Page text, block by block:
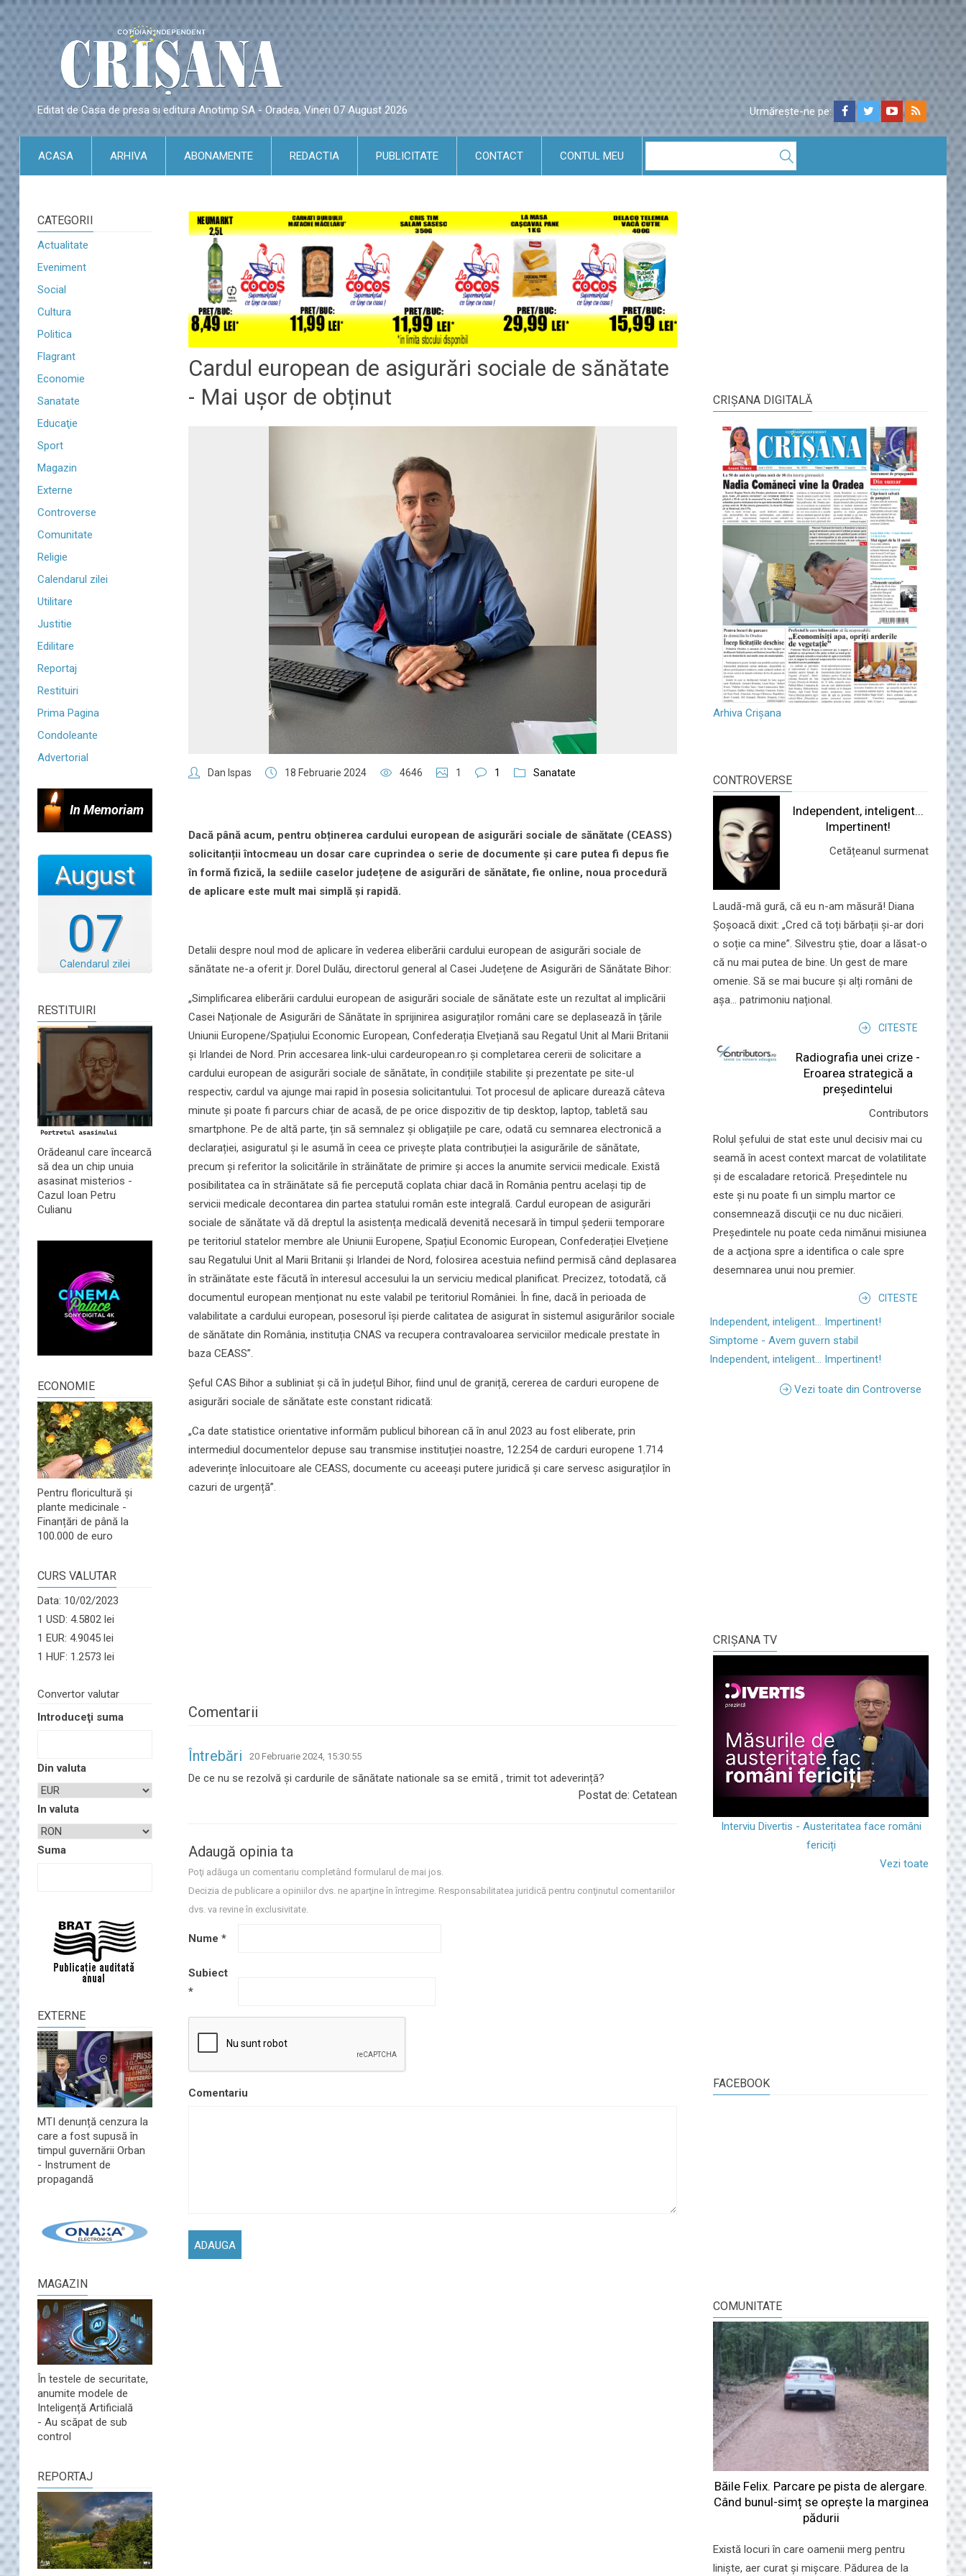
Editat de Casa de presa si editura Anotimp SA - Oradea, Vineri 07 August 2026 Urmărește-ne pe:
ACASA ARHIVA ABONAMENTE REDACTIA PUBLICITATE CONTACT CONTUL MEU
CATEGORII
Actualitate
Eveniment
Social
Cultura
Politica
Flagrant
Economie
Sanatate
Educaţie
Sport
Magazin
Externe
Controverse
Comunitate
Religie
Calendarul zilei
Utilitare
Justitie
Edilitare
Reportaj
Restituiri
Prima Pagina
Condoleante
Advertorial
In Memoriam
07
August
Calendarul zilei
RESTITUIRI
Orădeanul care încearcă
să dea un chip unuia
asasinat misterios -
Cazul Ioan Petru
Culianu
ECONOMIE
Pentru floricultură și
plante medicinale -
Finanțări de până la
100.000 de euro
CURS VALUTAR
Data: 10/02/2023
1 USD: 4.5802 lei
1 EUR: 4.9045 lei
1 HUF: 1.2573 lei
Convertor valutar
Introduceţi suma
Din valuta
In valuta
Suma
EXTERNE
MTI denunță cenzura la
care a fost supusă în
timpul guvernării Orban
- Instrument de
propagandă
MAGAZIN
În testele de securitate,
anumite modele de
Inteligență Artificială
- Au scăpat de sub
control
REPORTAJ
Cardul european de asigurări sociale de sănătate
- Mai ușor de obținut
Dan Ispas 18 Februarie 2024 4646 1 1 Sanatate
Dacă până acum, pentru obținerea cardului european de asigurări sociale de sănătate (CEASS)
solicitanții întocmeau un dosar care cuprindea o serie de documente și care putea fi depus fie
în formă fizică, la sediile caselor județene de asigurări de sănătate, fie online, noua procedură
de aplicare este mult mai simplă și rapidă.
Detalii despre noul mod de aplicare în vederea eliberării cardului european de asigurări sociale de
sănătate ne-a oferit jr. Dorel Dulău, directorul general al Casei Județene de Asigurări de Sănătate Bihor:
„Simplificarea eliberării cardului european de asigurări sociale de sănătate este un rezultat al implicării
Casei Naționale de Asigurări de Sănătate în sprijinirea asiguraților români care se deplasează în țările
Uniunii Europene/Spațiului Economic European, Confederația Elvețiană sau Regatul Unit al Marii Britanii
și Irlandei de Nord. Prin accesarea link-ului cardeuropean.ro și completarea cererii de solicitare a
cardului european de asigurări sociale de sănătate, în condițiile stabilite și prezentate pe site-ul
respectiv, cardul va ajunge mai rapid în posesia solicitantului. Tot procesul de aplicare durează câteva
minute și poate fi parcurs chiar de acasă, de pe orice dispozitiv de tip desktop, laptop, tabletă sau
smartphone. Pe de altă parte, țin să semnalez și obligațiile pe care, odată cu semnarea electronică a
declarației, asiguratul și le asumă în ceea ce privește plata contribuției la asigurările de sănătate,
precum și referitor la solicitările în străinătate de primire și acces la anumite servicii medicale. Există
posibilitatea ca în străinătate să fie percepută coplata chiar dacă în România pentru același tip de
servicii medicale decontarea din partea statului român este integrală. Cardul european de asigurări
sociale de sănătate vă dă dreptul la asistența medicală devenită necesară în timpul șederii temporare
pe teritoriul statelor membre ale Uniunii Europene, Spațiul Economic European, Confederației Elvețiene
sau Regatului Unit al Marii Britanii și Irlandei de Nord, folosirea acestuia nefiind permisă când deplasarea
în străinătate este făcută în interesul accesului la un serviciu medical planificat. Precizez, totodată, că
documentul european menționat nu este valabil pe teritoriul României. În fine, dacă în perioada de
valabilitate a cardului european, posesorul își pierde calitatea de asigurat în sistemul asigurărilor sociale
de sănătate din România, instituția CNAS va recupera contravaloarea serviciilor medicale prestate în
baza CEASS”.
Șeful CAS Bihor a subliniat și că în județul Bihor, fiind unul de graniță, cererea de carduri europene de
asigurări sociale de sănătate este constant ridicată:
„Ca date statistice orientative informăm publicul bihorean că în anul 2023 au fost eliberate, prin
intermediul documentelor depuse sau transmise instituției noastre, 12.254 de carduri europene 1.714
adeverințe înlocuitoare ale CEASS, documente cu aceeași putere juridică și care servesc asiguraților în
cazuri de urgență”.
Comentarii
Întrebări 20 Februarie 2024, 15:30:55
De ce nu se rezolvă și cardurile de sănătate nationale sa se emită , trimit tot adeverință?
Postat de: Cetatean
Adaugă opinia ta
Poţi adăuga un comentariu completând formularul de mai jos.
Decizia de publicare a opiniilor dvs. ne aparţine în întregime. Responsabilitatea juridică pentru conţinutul comentariilor
dvs. va revine în exclusivitate.
Nume *
Subiect
*
Comentariu
CRIŞANA DIGITALĂ
Arhiva Crișana
CONTROVERSE
Independent, inteligent...
Impertinent!
Cetățeanul surmenat
Laudă-mă gură, că eu n-am măsură! Diana
Șoșoacă dixit: „Cred că toți bărbații și-ar dori
o soție ca mine”. Silvestru știe, doar a lăsat-o
că nu mai putea de bine. Un gest de mare
omenie. Să se mai bucure și alți români de
așa... patrimoniu național.
CITESTE
Radiografia unei crize -
Eroarea strategică a
președintelui
Contributors
Rolul şefului de stat este unul decisiv mai cu
seamă în acest context marcat de volatilitate
şi de escaladare retorică. Preşedintele nu
este şi nu poate fi un simplu martor ce
consemnează discuţii ce nu duc nicăieri.
Preşedintele nu poate ceda nimănui misiunea
de a acţiona spre a identifica o cale spre
desemnarea unui nou premier.
CITESTE
Independent, inteligent... Impertinent!
Simptome - Avem guvern stabil
Independent, inteligent... Impertinent!
Vezi toate din Controverse
CRIŞANA TV
Interviu Divertis - Austeritatea face români
fericiți
Vezi toate
FACEBOOK
COMUNITATE
Băile Felix. Parcare pe pista de alergare.
Când bunul-simț se oprește la marginea
pădurii
Există locuri în care oamenii merg pentru
liniște, aer curat și mișcare. Pădurea de la